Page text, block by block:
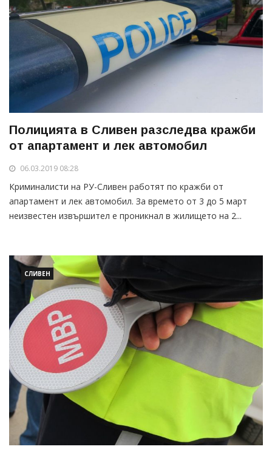
Полицията в Сливен разследва кражби
от апартамент и лек автомобил
06.03.2019 08:28
Криминалисти на РУ-Сливен работят по кражби от
апартамент и лек автомобил. За времето от 3 до 5 март
неизвестен извършител е проникнал в жилището на 2...
СЛИВЕН